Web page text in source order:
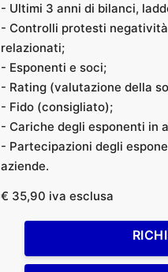
- Ultimi 3 anni di bilanci,
- Controlli protesti
relazionati;
- Esponenti e soci;
- Rating (valutazione della
- Fido (consigliato);
- Cariche degli esponenti in
- Partecipazioni degli
aziende.
€ 35,90 iva esclusa